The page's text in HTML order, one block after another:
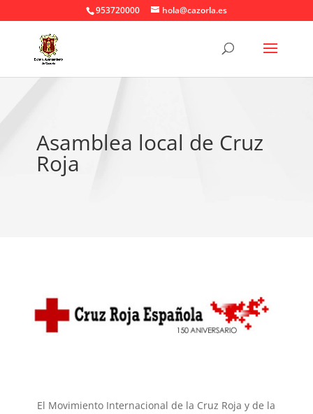
953720000 hola@cazorla.es
Asamblea local de Cruz
Roja
El Movimiento Internacional de la Cruz Roja y de la